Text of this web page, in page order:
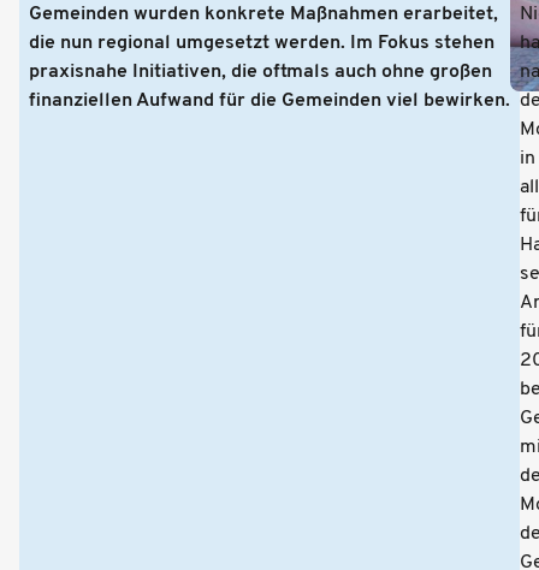
Gemeinden wurden konkrete Maßnahmen erarbeitet,
die nun regional umgesetzt werden. Im Fokus stehen
praxisnahe Initiativen, die oftmals auch ohne großen
finanziellen Aufwand für die Gemeinden viel bewirken.
in